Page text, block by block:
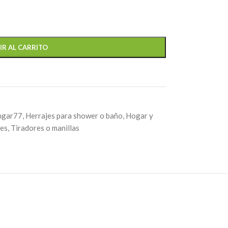
AL CARRITO
, Herrajes para shower o baño, Hogar y
, Tiradores o manillas